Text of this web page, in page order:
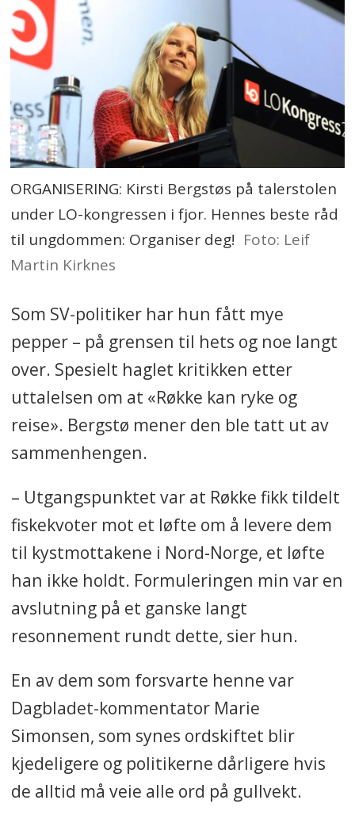
ORGANISERING: Kirsti Bergstøs på talerstolen
under LO-kongressen i fjor. Hennes beste råd
til ungdommen: Organiser deg! Foto: Leif
Martin Kirknes
Som SV-politikerhar hun fått mye
pepper – på grensen til hets og noe langt
over. Spesielt haglet kritikken etter
uttalelsen om at «Røkke kan ryke og
reise». Bergstø mener den ble tatt ut av
sammenhengen.
– Utgangspunktet var at Røkke fikk tildelt
fiskekvoter mot et løfte om å levere dem
til kystmottakene i Nord-Norge, et løfte
han ikke holdt. Formuleringen min var en
avslutning på et ganske langt
resonnement rundt dette, sier hun.
En av dem som forsvarte henne var
Dagbladet-kommentator Marie
Simonsen, som synes ordskiftet blir
kjedeligere og politikerne dårligere hvis
de alltid må veie alle ord på gullvekt.